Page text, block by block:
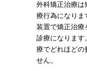
外科矯正治療は
療行為になりま
装置で矯正治療
診療になります
療でどれほどの
せん。